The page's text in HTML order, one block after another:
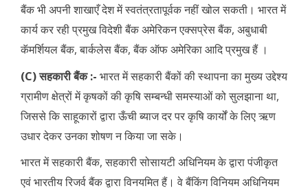
बैंक भी अपनी शाखाएँ देश में स्वतंत्रतापूर्वक नहीं खोल सकती। भारत में
कार्य कर रही प्रमुख विदेशी बैंक अमेरिकन एक्सप्रेस बैंक, अबुधाबी
कॅमर्शियल बैंक, बार्कलेस बैंक, बैंक ऑफ अमेरिका आदि प्रमुख हैं ।
(C) सहकारी बैंक :- भारत में सहकारी बैंकों की स्थापना का मुख्य उद्देश्य
ग्रामीण क्षेत्रों में कृषकों की कृषि सम्बन्धी समस्याओं को सुलझाना था,
जिससे कि साहूकारों द्वारा ऊँची ब्याज दर पर कृषि कार्यों के लिए ऋण
उधार देकर उनका शोषण न किया जा सके।
भारत में सहकारी बैंक, सहकारी सोसायटी अधिनियम के द्वारा पंजीकृत
एवं भारतीय रिजर्व बैंक द्वारा विनयमित हैं। वे बैंकिंग विनियम अधिनियम